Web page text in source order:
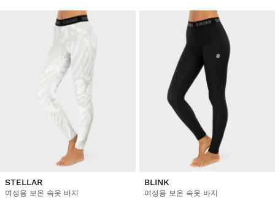
STELLAR
여성용 보온 속옷 바지
BLINK
여성용 보온 속옷 바지